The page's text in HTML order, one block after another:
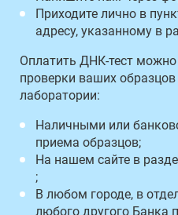
Приходите лично в
адресу, указанному в
Оплатить ДНК-тест можно
проверки ваших
лаборатории:
Наличными или
приема образцов;
На нашем сайте в
;
В любом городе, в
любого другого Банка